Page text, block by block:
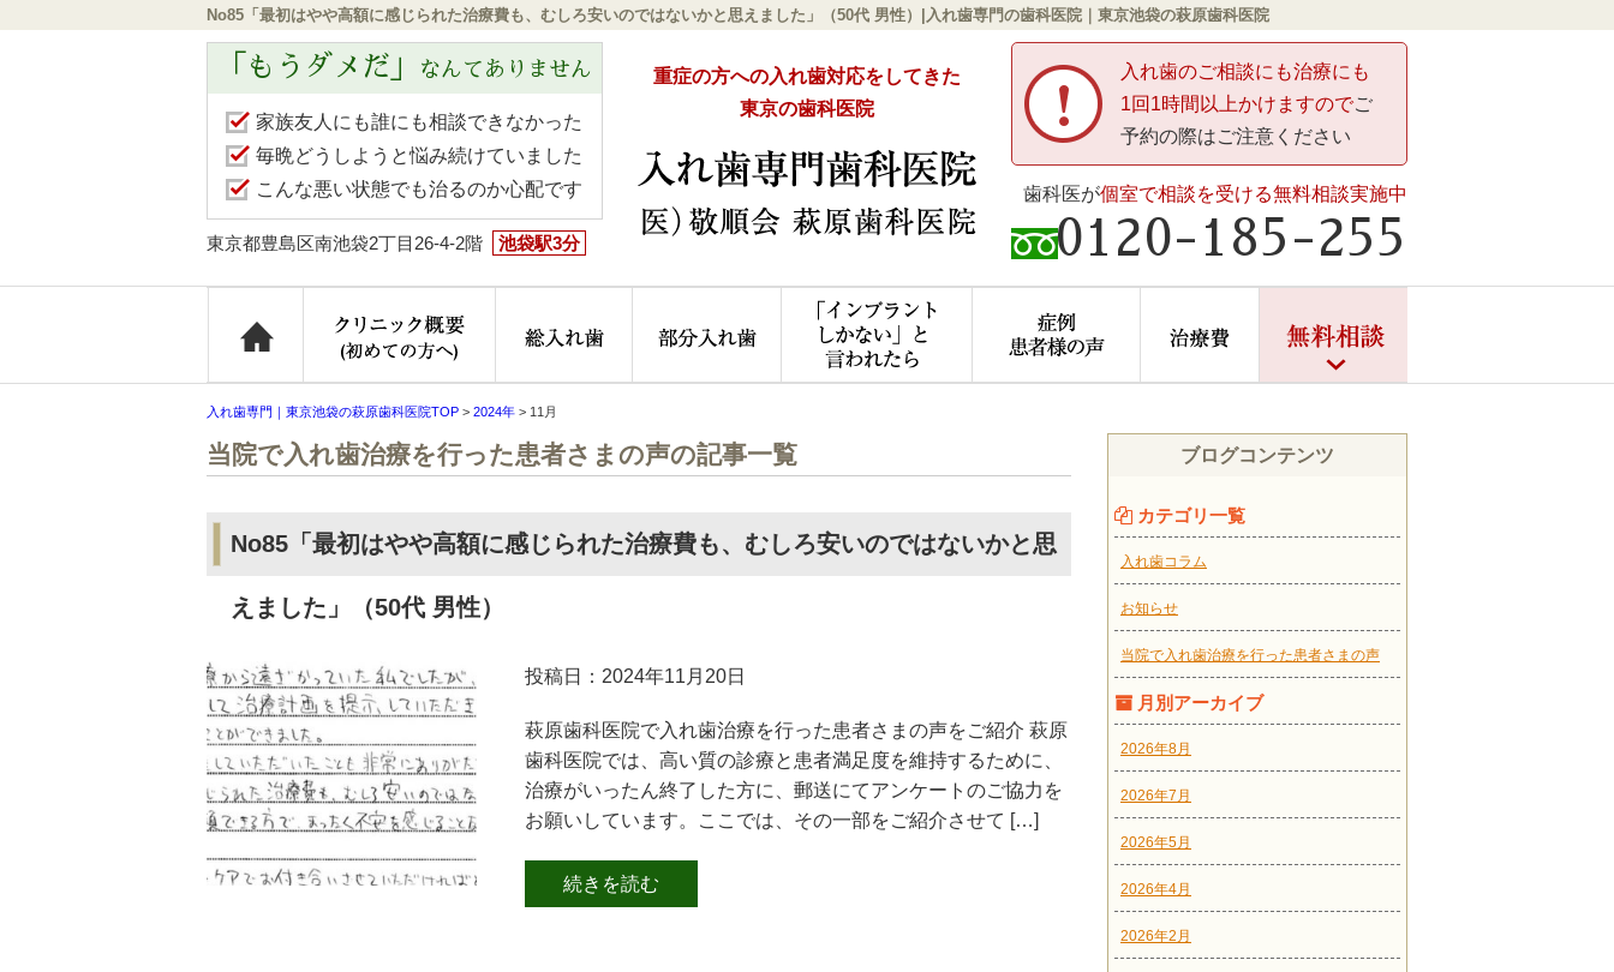
No85「最初はやや高額に感じられた治療費も、むしろ安いのではないかと思えました」（50代 男性）|入れ歯専門の歯科医院｜東京池袋の萩原歯科医院
「もうダメだ」 なんてありません
家族友人にも誰にも相談できなかった
毎晩どうしようと悩み続けていました
こんな悪い状態でも治るのか心配です
東京都豊島区南池袋2丁目26-4-2階 池袋駅3分
重症の方への入れ歯対応をしてきた
東京の歯科医院
入れ歯のご相談にも治療にも
1回1時間以上かけますのでご
予約の際はご注意ください
歯科医が個室で相談を受ける無料相談実施中
0120-185-255
部分入れ歯
入れ歯専門｜東京池袋の萩原歯科医院TOP > 2024年 > 11月
当院で入れ歯治療を行った患者さまの声の記事一覧
No85「最初はやや高額に感じられた治療費も、むしろ安いのではないかと思
えました」（50代 男性）
投稿日：2024年11月20日
萩原歯科医院で入れ歯治療を行った患者さまの声をご紹介 萩原
歯科医院では、高い質の診療と患者満足度を維持するために、
治療がいったん終了した方に、郵送にてアンケートのご協力を
お願いしています。ここでは、その一部をご紹介させて […]
続きを読む
ブログコンテンツ
カテゴリ一覧
入れ歯コラム
お知らせ
当院で入れ歯治療を行った患者さまの声
月別アーカイブ
2026年8月
2026年7月
2026年5月
2026年4月
2026年2月